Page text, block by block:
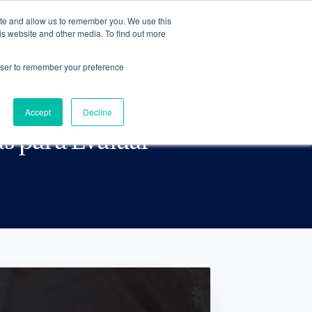
and allow us to remember you. We use this
website and other media. To find out more
to remember your preference
Accept Decline
ACCEDER AL CLUB
para Evaluar